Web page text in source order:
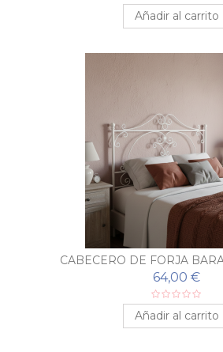
Añadir al carrito
CABECERO DE FORJA
64,00 €
Añadir al carrito